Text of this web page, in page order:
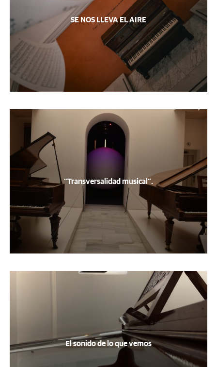
SE NOS LLEVA EL AIRE
“Transversalidad musical”.
El sonido de lo que vemos